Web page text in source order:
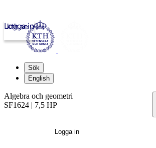
kth.se
Logga in
Sök
English
Algebra och geometri
SF1624 | 7,5 HP
Logga in